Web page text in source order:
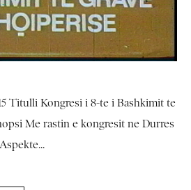
Titulli Kongresi i 8-te i Bashkimit te
Me rastin e kongresit ne Durres